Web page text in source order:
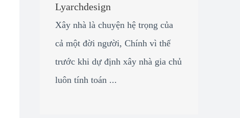
Lyarchdesign
Xây nhà là chuyện hệ trọng của
cả một đời người, Chính vì thế
trước khi dự định xây nhà gia chủ
luôn tính toán ...